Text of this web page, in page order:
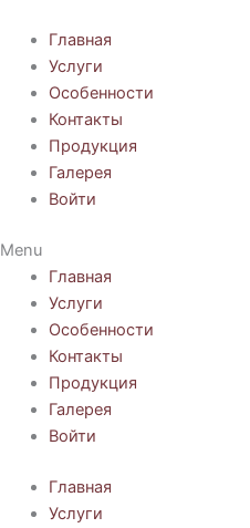
содержимому
Главная
Услуги
Особенности
Контакты
Продукция
Галерея
Войти
Menu
Главная
Услуги
Особенности
Контакты
Продукция
Галерея
Войти
Главная
Услуги